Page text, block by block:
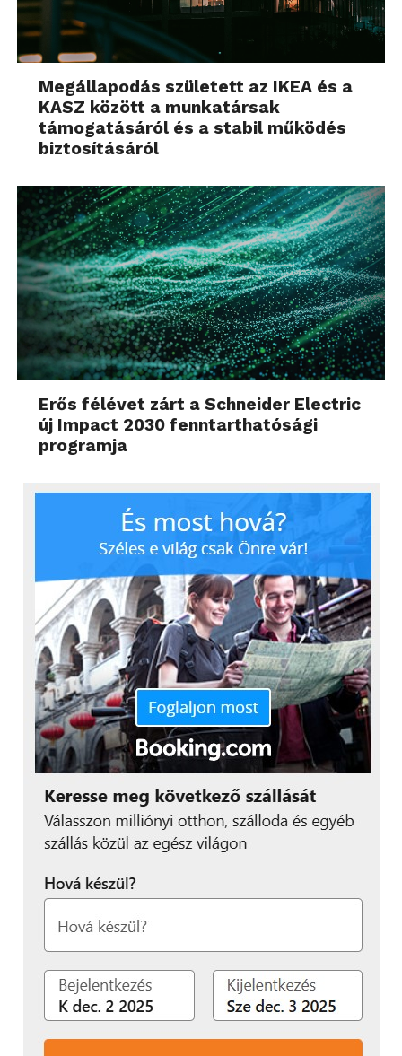
Megállapodás született az IKEA és a
KASZ között a munkatársak
támogatásáról és a stabil működés
biztosításáról
Erős félévet zárt a Schneider Electric
új Impact 2030 fenntarthatósági
programja